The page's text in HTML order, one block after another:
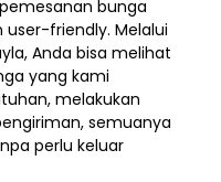
bunga
friendly. Melalui
Anda bisa melihat
yang kami
melakukan
semuanya
perlu keluar